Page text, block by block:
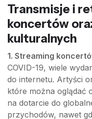
Transmisje i
koncertów
kulturalnych
1. Streaming
COVID-19, wiele
do internetu. Artyści
które można oglądać
na dotarcie do
przychodów, nawet